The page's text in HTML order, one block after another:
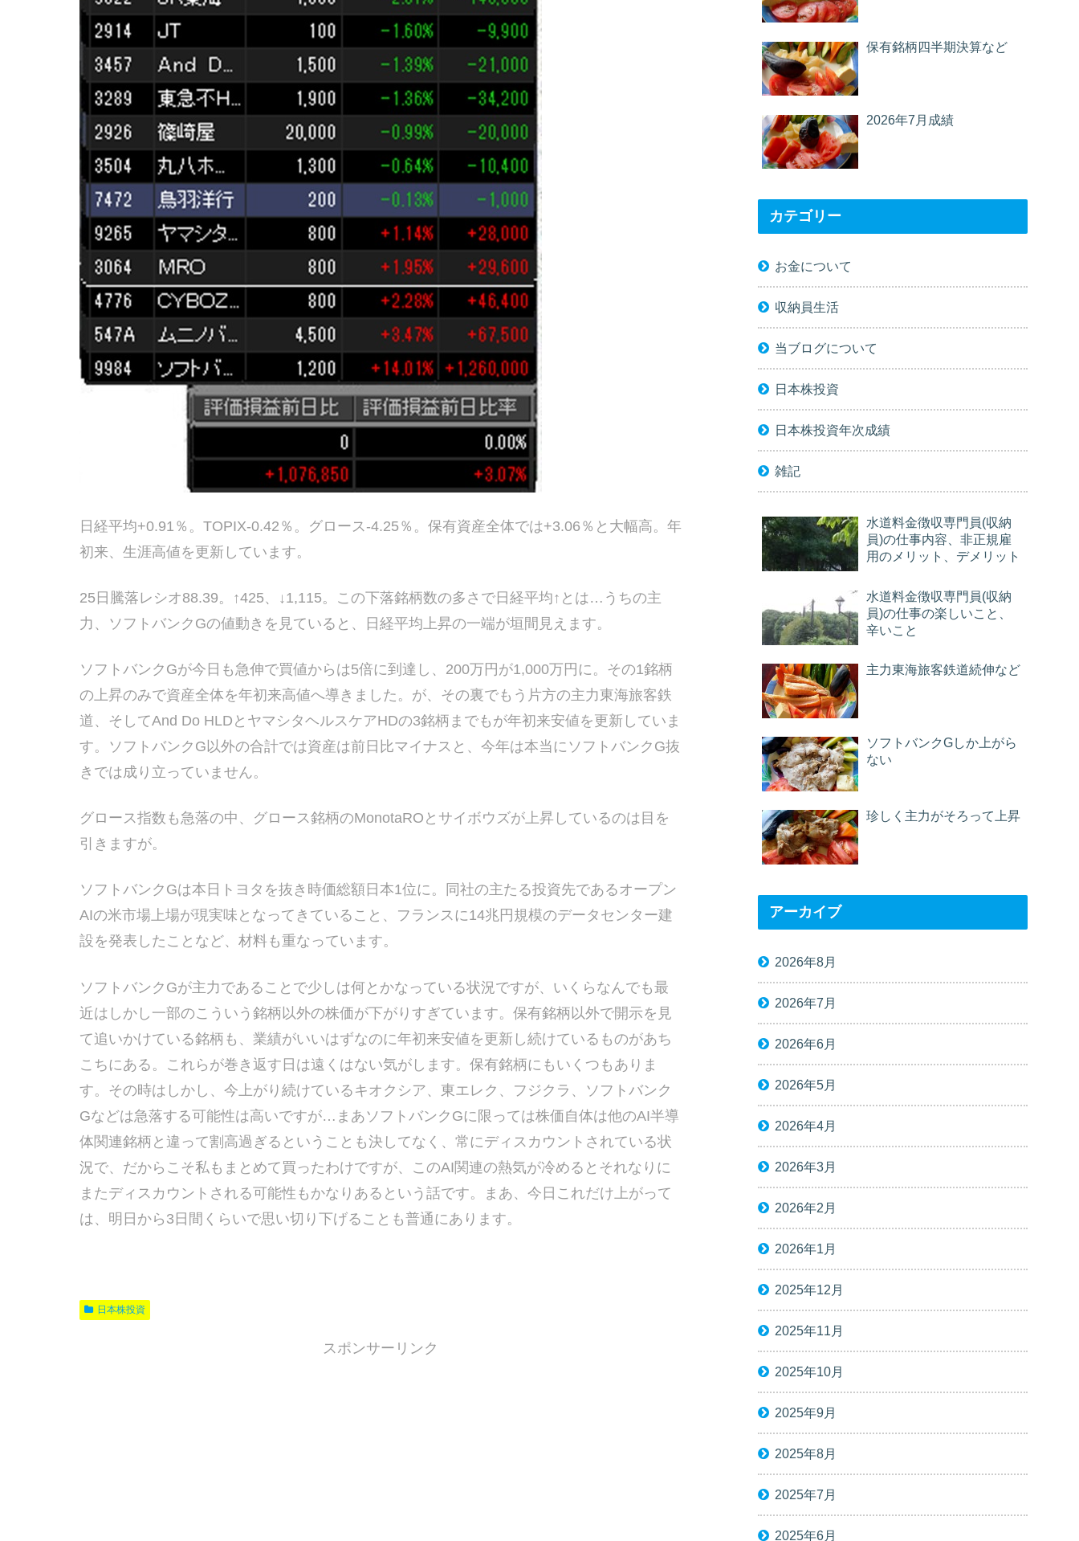
日経平均+0.91％。TOPIX-0.42％。グロース-4.25％。保有資産全体では+3.06％と大幅高。年
初来、生涯高値を更新しています。
25日騰落レシオ88.39。↑425、↓1,115。この下落銘柄数の多さで日経平均↑とは…うちの主
力、ソフトバンクGの値動きを見ていると、日経平均上昇の一端が垣間見えます。
ソフトバンクGが今日も急伸で買値からは5倍に到達し、200万円が1,000万円に。その1銘柄
の上昇のみで資産全体を年初来高値へ導きました。が、その裏でもう片方の主力東海旅客鉄
道、そしてAnd Do HLDとヤマシタヘルスケアHDの3銘柄までもが年初来安値を更新していま
す。ソフトバンクG以外の合計では資産は前日比マイナスと、今年は本当にソフトバンクG抜
きでは成り立っていません。
グロース指数も急落の中、グロース銘柄のMonotaROとサイボウズが上昇しているのは目を
引きますが。
ソフトバンクGは本日トヨタを抜き時価総額日本1位に。同社の主たる投資先であるオープン
AIの米市場上場が現実味となってきていること、フランスに14兆円規模のデータセンター建
設を発表したことなど、材料も重なっています。
ソフトバンクGが主力であることで少しは何とかなっている状況ですが、いくらなんでも最
近はしかし一部のこういう銘柄以外の株価が下がりすぎています。保有銘柄以外で開示を見
て追いかけている銘柄も、業績がいいはずなのに年初来安値を更新し続けているものがあち
こちにある。これらが巻き返す日は遠くはない気がします。保有銘柄にもいくつもありま
す。その時はしかし、今上がり続けているキオクシア、東エレク、フジクラ、ソフトバンク
Gなどは急落する可能性は高いですが…まあソフトバンクGに限っては株価自体は他のAI半導
体関連銘柄と違って割高過ぎるということも決してなく、常にディスカウントされている状
況で、だからこそ私もまとめて買ったわけですが、このAI関連の熱気が冷めるとそれなりに
またディスカウントされる可能性もかなりあるという話です。まあ、今日これだけ上がって
は、明日から3日間くらいで思い切り下げることも普通にあります。
日本株投資
スポンサーリンク
保有銘柄四半期決算など
2026年7月成績
カテゴリー
お金について
収納員生活
当ブログについて
日本株投資
日本株投資年次成績
雑記
水道料金徴収専門員(収納
員)の仕事内容、非正規雇
用のメリット、デメリット
水道料金徴収専門員(収納
員)の仕事の楽しいこと、
辛いこと
主力東海旅客鉄道続伸など
ソフトバンクGしか上がら
ない
珍しく主力がそろって上昇
アーカイブ
2026年8月
2026年7月
2026年6月
2026年5月
2026年4月
2026年3月
2026年2月
2026年1月
2025年12月
2025年11月
2025年10月
2025年9月
2025年8月
2025年7月
2025年6月